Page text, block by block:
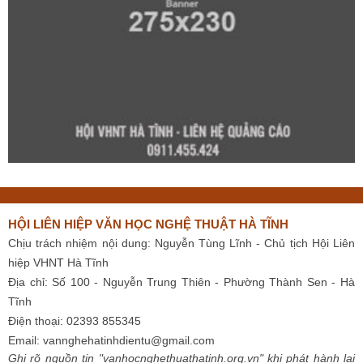
HỘI LIÊN HIỆP VĂN HỌC NGHỆ THUẬT HÀ TĨNH
Chịu trách nhiệm nội dung: Nguyễn Tùng Lĩnh - Chủ tịch Hội Liên
hiệp VHNT Hà Tĩnh
Địa chỉ: Số 100 - Nguyễn Trung Thiên - Phường Thành Sen - Hà
Tĩnh
Điện thoại: 02393 855345
Email: vannghehatinhdientu@gmail.com
Ghi rõ nguồn tin "vanhocnghethuathatinh.org.vn" khi phát hành lại